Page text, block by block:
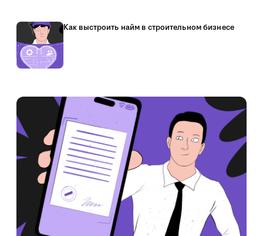
Как выстроить найм в строительном бизнесе